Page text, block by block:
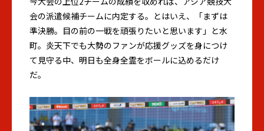
会の派遣候補チームに内定する。とはいえ、「まずは
準決勝。目の前の一戦を頑張りたいと思います」と水
町。炎天下でも大勢のファンが応援グッズを身につけ
て見守る中、明日も全身全霊をボールに込めるだけ
だ。